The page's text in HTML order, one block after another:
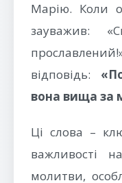
Марію. Коли
зауважив:
відповідь:
вона вища за
Ці слова –
важливості
молитви,